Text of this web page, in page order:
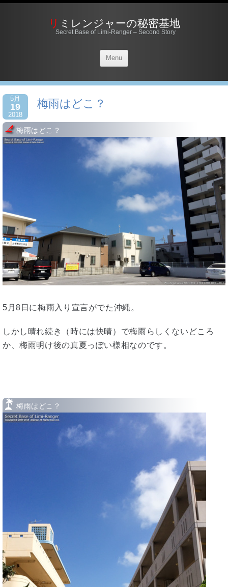
リミレンジャーの秘密基地
Secret Base of Limi-Ranger – Second Story
Menu
5月
19
2018
梅雨はどこ？
梅雨はどこ？
5月8日に梅雨入り宣言がでた沖縄。
しかし晴れ続き（時には快晴）で梅雨らしくないどころ
か、梅雨明け後の真夏っぽい様相なのです。
梅雨はどこ？